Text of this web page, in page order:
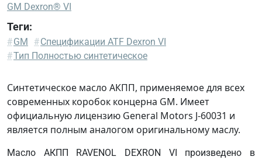
GM Dexron® VI
GM
Dexron®
GM J-
60331
GMN
10060
236.41
Теги:
#GM #Спецификации ATF Dexron VI
#Тип Полностью синтетическое
Синтетическое масло АКПП, применяемое для всех
современных коробок концерна GM. Имеет
официальную лицензию General Motors J-60031 и
является полным аналогом оригинальному маслу.
Масло АКПП RAVENOL DEXRON VI произведено в